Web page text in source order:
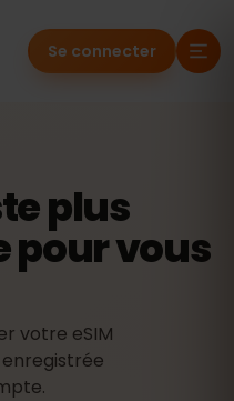
Se connecter
plus
pour vous
votre eSIM